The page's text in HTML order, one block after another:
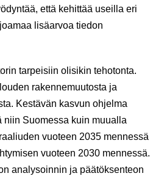
että kehittää useilla eri
lisäarvoa tiedon
tarpeisiin olisikin tehotonta.
rakennemuutosta ja
Kestävän kasvun ohjelma
Suomessa kuin muualla
vuoteen 2035 mennessä
vuoteen 2030 mennessä.
analysoinnin ja päätöksenteon